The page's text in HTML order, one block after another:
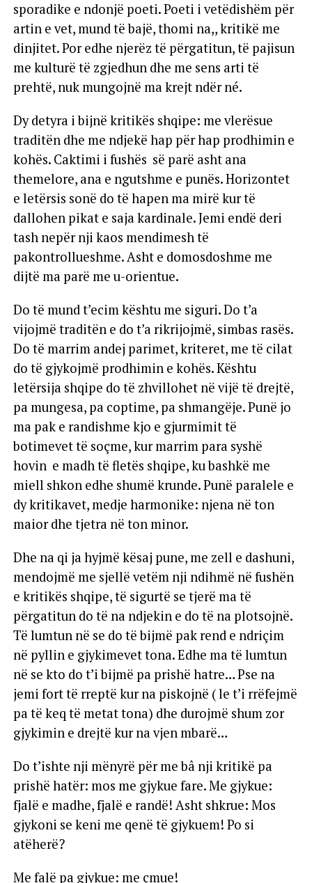
sporadike e ndonjë poeti. Poeti i vetëdishëm për
artin e vet, mund të bajë, thomi na,, kritikë me
dinjitet. Por edhe njerëz të përgatitun, të pajisun
me kulturë të zgjedhun dhe me sens arti të
prehtë, nuk mungojnë ma krejt ndër né.
Dy detyra i bijnë kritikës shqipe: me vlerësue
traditën dhe me ndjekë hap për hap prodhimin e
kohës. Caktimi i fushës së parë asht ana
themelore, ana e ngutshme e punës. Horizontet
e letërsis sonë do të hapen ma mirë kur të
dallohen pikat e saja kardinale. Jemi endë deri
tash nepër nji kaos mendimesh të
pakontrollueshme. Asht e domosdoshme me
dijtë ma parë me u-orientue.
Do të mund t’ecim kështu me siguri. Do t’a
vijojmë traditën e do t’a rikrijojmë, simbas rasës.
Do të marrim andej parimet, kriteret, me të cilat
do të gjykojmë prodhimin e kohës. Kështu
letërsija shqipe do të zhvillohet në vijë të drejtë,
pa mungesa, pa coptime, pa shmangëje. Punë jo
ma pak e randishme kjo e gjurmimit të
botimevet të soçme, kur marrim para syshë
hovin e madh të fletës shqipe, ku bashkë me
miell shkon edhe shumë krunde. Punë paralele e
dy kritikavet, medje harmonike: njena në ton
maior dhe tjetra në ton minor.
Dhe na qi ja hyjmë kësaj pune, me zell e dashuni,
mendojmë me sjellë vetëm nji ndihmë në fushën
e kritikës shqipe, të sigurtë se tjerë ma të
përgatitun do të na ndjekin e do të na plotsojnë.
Të lumtun në se do të bijmë pak rend e ndriçim
në pyllin e gjykimevet tona. Edhe ma të lumtun
në se kto do t’i bijmë pa prishë hatre… Pse na
jemi fort të rreptë kur na piskojnë ( le t’i rrëfejmë
pa të keq të metat tona) dhe durojmë shum zor
gjykimin e drejtë kur na vjen mbarë…
Do t’ishte nji mënyrë për me bâ nji kritikë pa
prishë hatër: mos me gjykue fare. Me gjykue:
fjalë e madhe, fjalë e randë! Asht shkrue: Mos
gjykoni se keni me qenë të gjykuem! Po si
atëherë?
Me falë pa gjykue: me çmue!